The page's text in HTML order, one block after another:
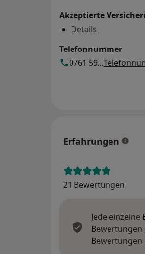
Akzeptierte
Details
Telefonnummer
0761 59...
Erfahrungen
21 Bewertungen
Jede
Bewertungen
Bewertungen